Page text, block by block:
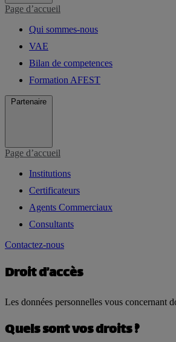
Page d’accueil
Qui sommes-nous
VAE
Bilan de competences
Formation AFEST
Partenaire
Page d’accueil
Institutions
Certificateurs
Agents Commerciaux
Consultants
Contactez-nous
Droit d’accès
Les données personnelles vous concernant
Quels sont vos droits ?